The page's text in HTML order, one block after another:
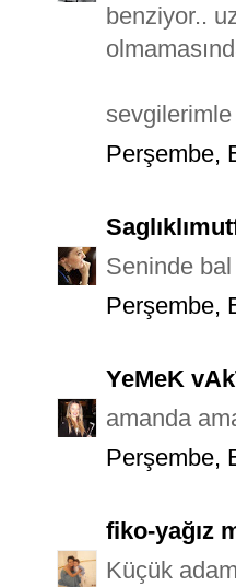
benziyor..
sevgilerimle
Perşembe,
Seninde bal
Perşembe,
YeMeK
amanda
Perşembe,
fiko-yağız
Küçük